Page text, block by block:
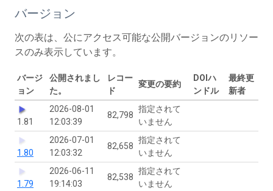
バージョン
次の表は、公にアクセス可能な公開バージョンのリソー
スのみ表示しています。
バージ
ョン
公開されまし
た。
レコー
ド
変更の要約
DOIハ
ンドル
最終更
新者
1.81
2026-08-01
12:03:39
82,798
指定されて
いません
1.80
2026-07-01
12:03:32
82,658
指定されて
いません
1.79
2026-06-11
19:14:03
82,538
指定されて
いません